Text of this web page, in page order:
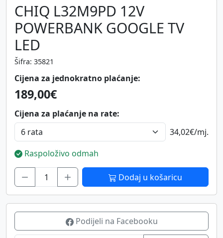
CHIQ L32M9PD 12V
POWERBANK GOOGLE TV
LED
Šifra: 35821
Cijena za jednokratno plaćanje:
189,00€
Cijena za plaćanje na rate:
34,02€/mj.
Raspoloživo odmah
Dodaj u košaricu
Podijeli na Facebooku